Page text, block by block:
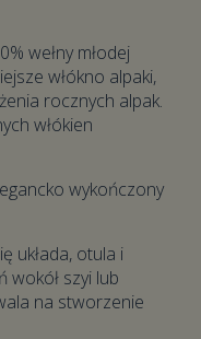
wełny młodej
włókno alpaki,
rocznych alpak.
włókien
wykończony
układa, otula i
wokół szyi lub
na stworzenie